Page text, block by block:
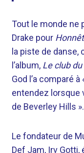
Tout le monde ne
Drake pour
la piste de danse,
l’album, Le club
God l’a comparé
entendez lorsque
de Beverley Hills ».
Le fondateur de
Def Jam, Irv